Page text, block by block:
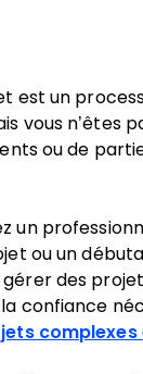
est un
vous n’êtes
ou de
un
ou un
des
confiance